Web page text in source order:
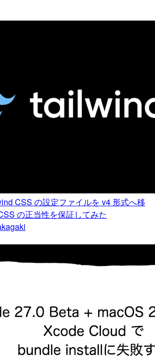
CSS の設定ファイルを v4 形式へ移
の正当性を保証してみた